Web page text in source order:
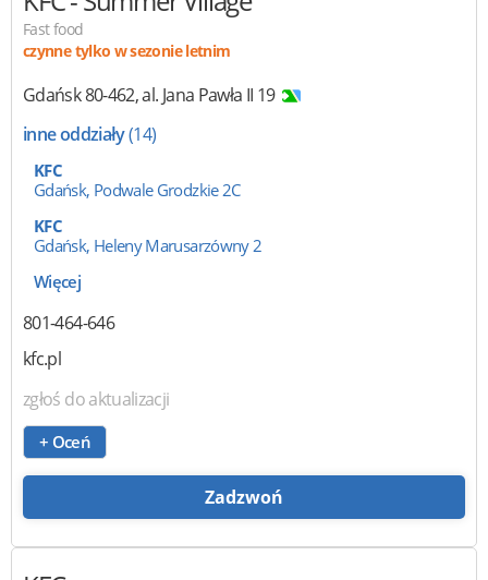
Fast food
czynne tylko w sezonie letnim
Gdańsk80-462,al. Jana Pawła II 19
inne oddziały(14)
KFC
Gdańsk, Podwale Grodzkie 2C
KFC
Gdańsk, Heleny Marusarzówny 2
Więcej
801-464-646
kfc.pl
zgłoś do aktualizacji
+ Oceń
Zadzwoń